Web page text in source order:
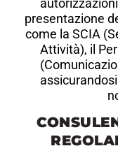
presentazione
come la SCIA
Attività), il